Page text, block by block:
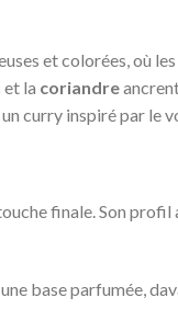
et colorées, où
et la coriandre
curry inspiré par
touche finale. Son
base parfumée,